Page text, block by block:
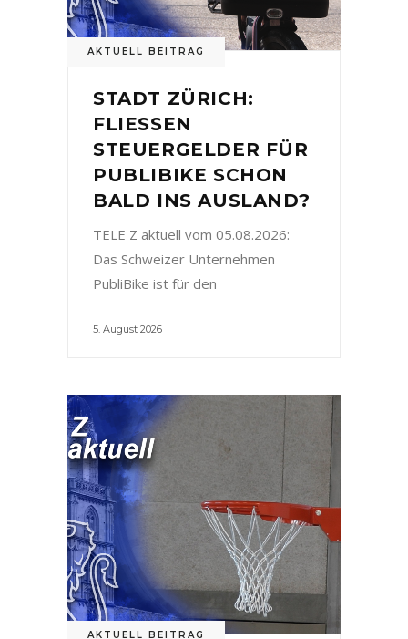
AKTUELL BEITRAG
STADT ZÜRICH:
FLIESSEN
STEUERGELDER FÜR
PUBLIBIKE SCHON
BALD INS AUSLAND?
TELE Z aktuell vom 05.08.2026:
Das Schweizer Unternehmen
PubliBike ist für den
5. August 2026
AKTUELL BEITRAG